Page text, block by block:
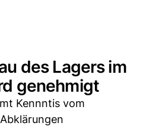
des Lagers im
genehmigt
Kennntis vom